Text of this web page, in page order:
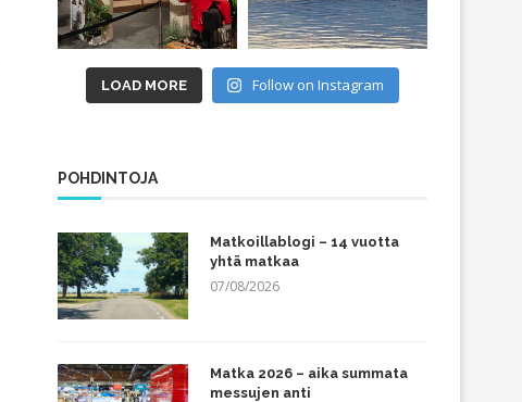
LOAD MORE Follow on Instagram
POHDINTOJA
Matkoillablogi – 14 vuotta
yhtä matkaa
07/08/2026
Matka 2026 – aika summata
messujen anti